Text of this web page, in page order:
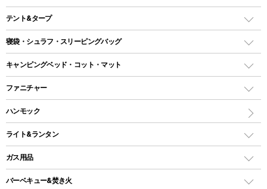
テント&タープ
テント
ツールームテント
ワンポールテント
シェルターテント
ロッジ型・オリジナルテント
タープ
寝袋・シュラフ・スリーピングバッグ
レクタングラー型（封筒型）シュラフ
インナーシュラフ
キャンピングベッド・コット・マット
キャンピングベッド・コット
インフレータブルマット
ファニチャー
アウトドアテーブル
レジャーシート
ハンモック
ライト&ランタン
LEDランタン
ガスランタン
ガス用品
ガスバーナー
バーベキュー&焚き火